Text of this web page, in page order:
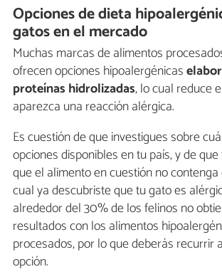
Opciones de dieta
gatos en el mercado
Muchas marcas de alimentos
ofrecen opciones hipoalergénicas
proteínas hidrolizadas, lo cual reduce
aparezca una reacción alérgica.
Es cuestión de que investigues sobre
opciones disponibles en tu país, y de
que el alimento en cuestión no
cual ya descubriste que tu gato es
alrededor del 30% de los felinos no
resultados con los alimentos
procesados, por lo que deberás recurrir
opción.